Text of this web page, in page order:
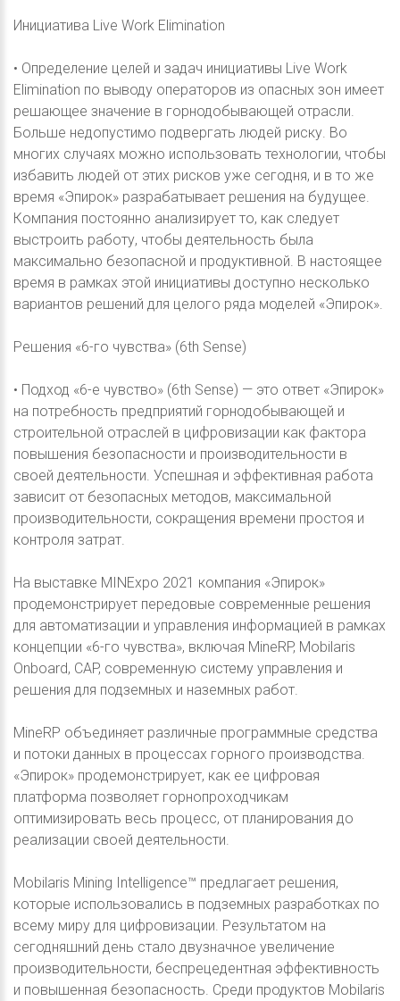
Инициатива Live Work Elimination
• Определение целей и задач инициативы Live Work
Elimination по выводу операторов из опасных зон имеет
решающее значение в горнодобывающей отрасли.
Больше недопустимо подвергать людей риску. Во
многих случаях можно использовать технологии, чтобы
избавить людей от этих рисков уже сегодня, и в то же
время «Эпирок» разрабатывает решения на будущее.
Компания постоянно анализирует то, как следует
выстроить работу, чтобы деятельность была
максимально безопасной и продуктивной. В настоящее
время в рамках этой инициативы доступно несколько
вариантов решений для целого ряда моделей «Эпирок».
Решения «6-го чувства» (6th Sense)
• Подход «6-е чувство» (6th Sense) — это ответ «Эпирок»
на потребность предприятий горнодобывающей и
строительной отраслей в цифровизации как фактора
повышения безопасности и производительности в
своей деятельности. Успешная и эффективная работа
зависит от безопасных методов, максимальной
производительности, сокращения времени простоя и
контроля затрат.
На выставке MINExpo 2021 компания «Эпирок»
продемонстрирует передовые современные решения
для автоматизации и управления информацией в рамках
концепции «6-го чувства», включая MineRP, Mobilaris
Onboard, CAP, современную систему управления и
решения для подземных и наземных работ.
MineRP объединяет различные программные средства
и потоки данных в процессах горного производства.
«Эпирок» продемонстрирует, как ее цифровая
платформа позволяет горнопроходчикам
оптимизировать весь процесс, от планирования до
реализации своей деятельности.
Mobilaris Mining Intelligence™ предлагает решения,
которые использовались в подземных разработках по
всему миру для цифровизации. Результатом на
сегодняшний день стало двузначное увеличение
производительности, беспрецедентная эффективность
и повышенная безопасность. Среди продуктов Mobilaris